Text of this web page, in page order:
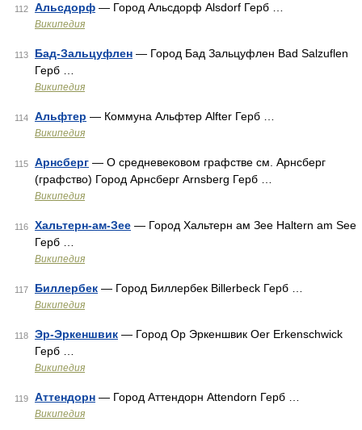
112 Альсдорф — Город Альсдорф Alsdorf Герб …
Википедия
113 Бад-Зальцуфлен — Город Бад Зальцуфлен Bad Salzuflen
Герб …
Википедия
114 Альфтер — Коммуна Альфтер Alfter Герб …
Википедия
115 Арнсберг — О средневековом графстве см. Арнсберг
(графство) Город Арнсберг Arnsberg Герб …
Википедия
116 Хальтерн-ам-Зее — Город Хальтерн ам Зее Haltern am See
Герб …
Википедия
117 Биллербек — Город Биллербек Billerbeck Герб …
Википедия
118 Эр-Эркеншвик — Город Οр Эркеншвик Oer Erkenschwick
Герб …
Википедия
119 Аттендорн — Город Аттендорн Attendorn Герб …
Википедия